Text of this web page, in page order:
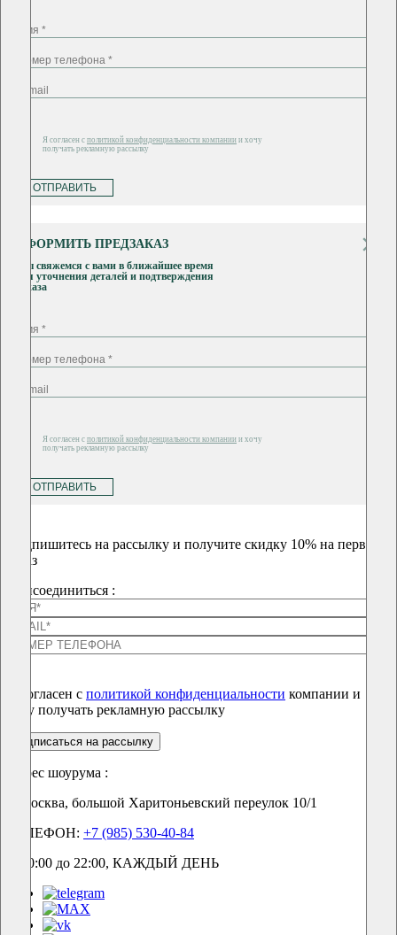
Я согласен с политикой конфиденциальности компании и хочу
получать рекламную рассылку
ОТПРАВИТЬ
ОФОРМИТЬ ПРЕДЗАКАЗ
Мы свяжемся с вами в ближайшее время
для уточнения деталей и подтверждения
заказа
Я согласен с политикой конфиденциальности компании и хочу
получать рекламную рассылку
ОТПРАВИТЬ
Подпишитесь на рассылку и получите скидку 10% на первый
заказ
Присоединиться :
Я согласен с политикой конфиденциальности компании и
хочу получать рекламную рассылку
подписаться на рассылку
Адрес шоурума :
г. Москва, большой Харитоньевский переулок 10/1
ТЕЛЕФОН: +7 (985) 530-40-84
С 10:00 до 22:00, КАЖДЫЙ ДЕНЬ